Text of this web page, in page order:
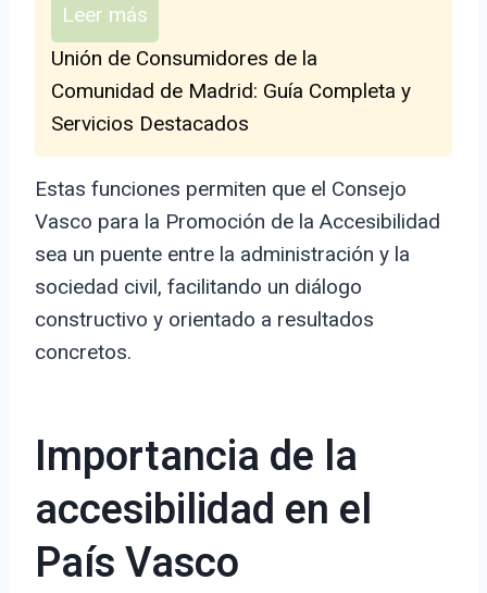
Leer más
Unión de Consumidores de la
Comunidad de Madrid: Guía Completa y
Servicios Destacados
Estas funciones permiten que el Consejo
Vasco para la Promoción de la Accesibilidad
sea un puente entre la administración y la
sociedad civil, facilitando un diálogo
constructivo y orientado a resultados
concretos.
Importancia de la
accesibilidad en el
País Vasco